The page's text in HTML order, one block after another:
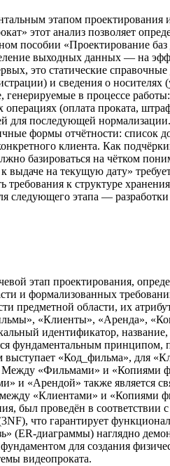
этапом
этот анализ позволяет
пособии
выходных данных — на
это статические
и сведения о
в процессе
(оплата проката,
для последующей
формы отчётности:
клиента. Как
базироваться на чётком
на текущую дату»
требования к структуре
этапа —
этап проектирования,
и формализованных
предметной области, их
«Клиенты», «Аренда»,
идентификатор,
фундаментальным принципом,
«Код_фильма», для
«Фильмами» и «Копиями
и «Арендой» также является
«Клиентами» и «Копиями
был проведён в
что гарантирует
(ER-диаграммы) наглядно
для создания
видеопроката.